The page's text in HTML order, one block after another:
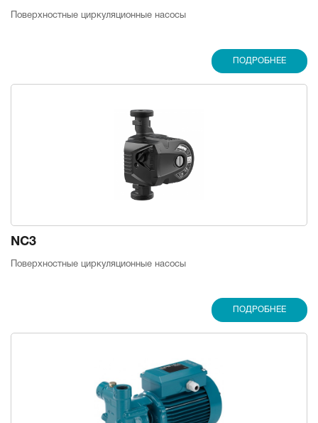
Поверхностные циркуляционные насосы
ПОДРОБНЕЕ
NC3
Поверхностные циркуляционные насосы
ПОДРОБНЕЕ